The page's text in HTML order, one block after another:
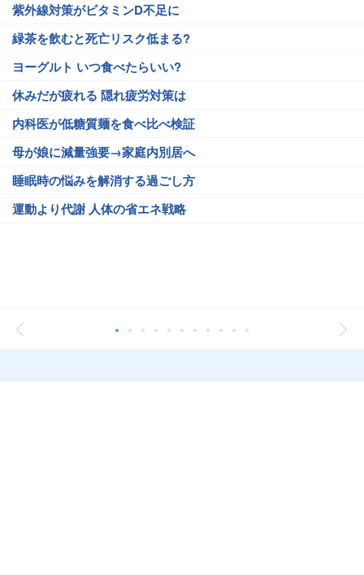
紫外線対策がビタミンD不足に
緑茶を飲むと死亡リスク低まる?
ヨーグルト いつ食べたらいい?
休みだが疲れる 隠れ疲労対策は
内科医が低糖質麺を食べ比べ検証
母が娘に減量強要→家庭内別居へ
睡眠時の悩みを解消する過ごし方
運動より代謝 人体の省エネ戦略